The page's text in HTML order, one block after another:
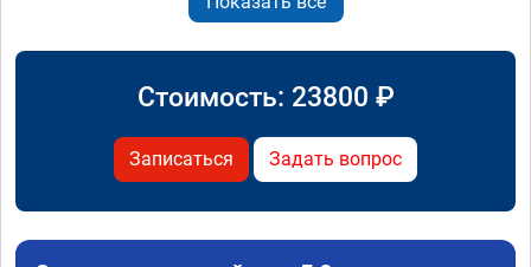
Стоимость: 23800 ₽
Записаться Задать вопрос